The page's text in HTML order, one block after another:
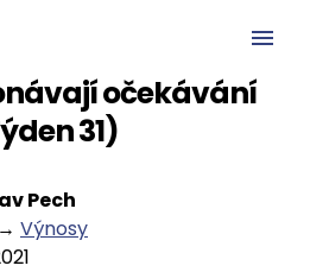
očekávání
31)
Pech
→ Výnosy